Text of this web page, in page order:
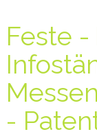
Feste
-